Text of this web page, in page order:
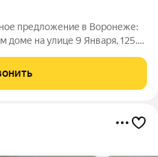
предложение в Воронеже:
доме на улице 9 Января, 125.
12 кв. м расположена на